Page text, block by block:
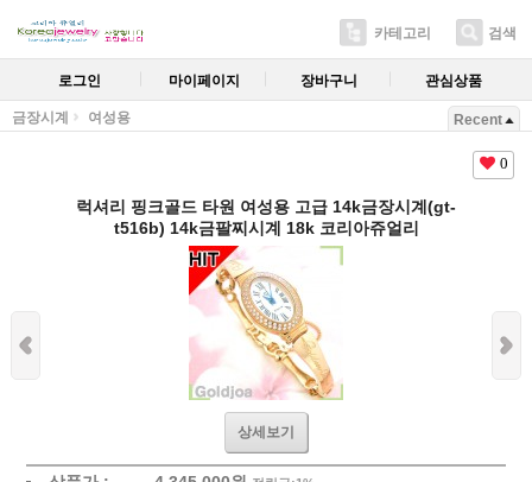
카테고리 검색
로그인 마이페이지 장바구니 관심상품
금장시계 여성용 Recent
0
럭셔리 핑크골드 타원 여성용 고급 14k금장시계(gt-
t516b) 14k금팔찌시계 18k 코리아쥬얼리
상세보기